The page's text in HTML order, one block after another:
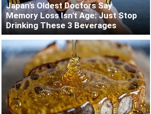
Japan's Oldest Doctors Say
Memory Loss Isn't Age: Just Stop
Drinking These 3 Beverages